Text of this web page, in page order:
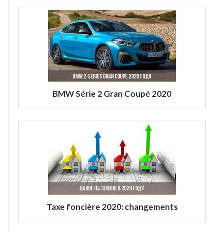
BMW Série 2 Gran Coupé 2020
Taxe foncière 2020: changements